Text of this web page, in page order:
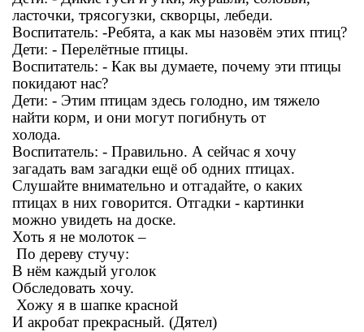
ласточки, трясогузки, скворцы, лебеди.
Воспитатель: -Ребята, а как мы назовём этих птиц?
Дети: - Перелётные птицы.
Воспитатель: - Как вы думаете, почему эти птицы
покидают нас?
Дети: - Этим птицам здесь голодно, им тяжело
найти корм, и они могут погибнуть от
холода.
Воспитатель: - Правильно. А сейчас я хочу
загадать вам загадки ещё об одних птицах.
Слушайте внимательно и отгадайте, о каких
птицах в них говорится. Отгадки - картинки
можно увидеть на доске.
Хоть я не молоток –
По дереву стучу:
В нём каждый уголок
Обследовать хочу.
Хожу я в шапке красной
И акробат прекрасный. (Дятел)